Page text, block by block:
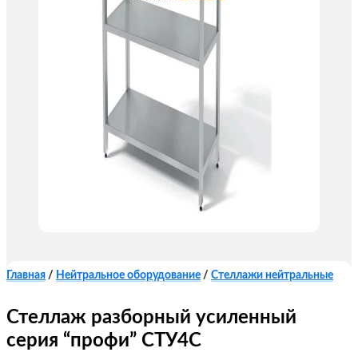
Главная / Нейтральное оборудование / Стеллажи нейтральные
Стеллаж разборный усиленный
серия “профи” СТУ4С